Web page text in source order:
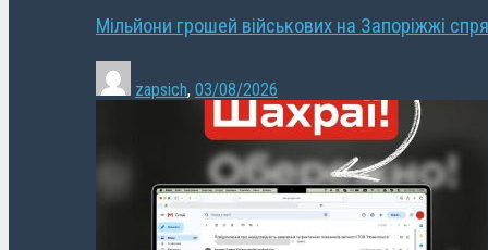
Мільйони грошей військових на Запоріжжі
zapsich, 03/08/2026